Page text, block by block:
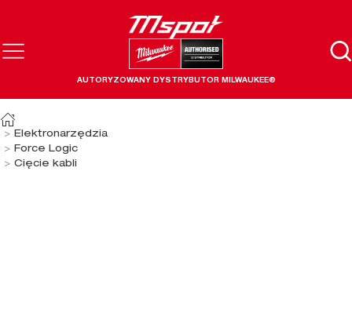
AUTORYZOWANY DYSTRYBUTOR MILWAUKEE®
Elektronarzędzia
Force Logic
Cięcie kabli